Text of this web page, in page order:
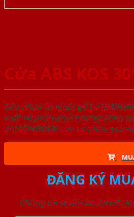
Cửa ABS KOS
Cửa nhựa và nhựa gỗ tại
xuất và phân phối những dòng
SAIGONDOOR còn có những
ĐĂNG KÝ
Chúng tôi sẽ liên lạc lại với